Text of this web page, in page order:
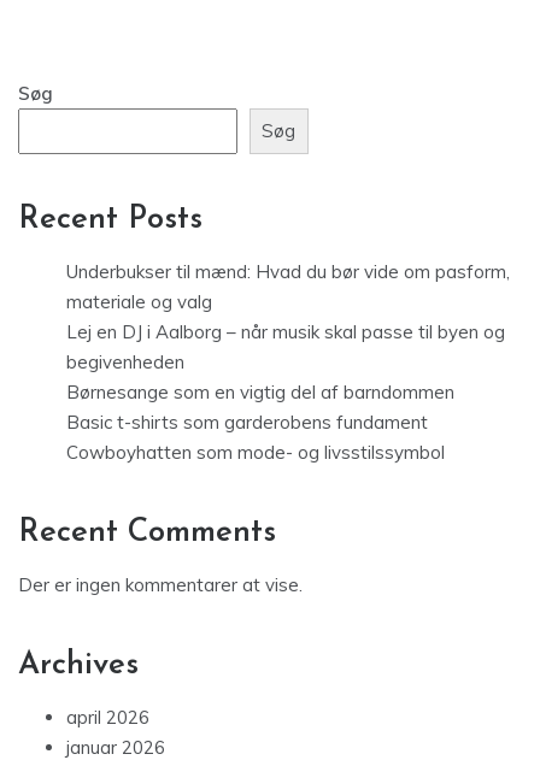
Søg
Søg
Recent Posts
Underbukser til mænd: Hvad du bør vide om pasform,
materiale og valg
Lej en DJ i Aalborg – når musik skal passe til byen og
begivenheden
Børnesange som en vigtig del af barndommen
Basic t-shirts som garderobens fundament
Cowboyhatten som mode- og livsstilssymbol
Recent Comments
Der er ingen kommentarer at vise.
Archives
april 2026
januar 2026